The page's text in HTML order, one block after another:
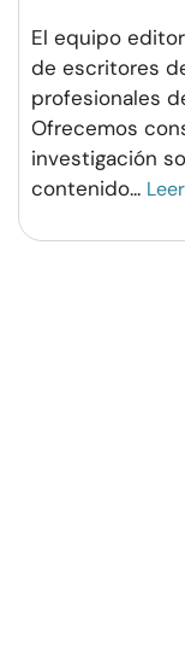
El equipo
de escritores
profesionales
Ofrecemos
investigación
contenido...